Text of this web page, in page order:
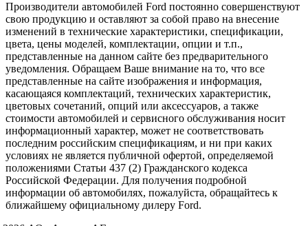
Производители автомобилей Ford постоянно совершенствуют
свою продукцию и оставляют за собой право на внесение
изменений в технические характеристики, спецификации,
цвета, цены моделей, комплектации, опции и т.п.,
представленные на данном сайте без предварительного
уведомления. Обращаем Ваше внимание на то, что все
представленные на сайте изображения и информация,
касающаяся комплектаций, технических характеристик,
цветовых сочетаний, опций или аксессуаров, а также
стоимости автомобилей и сервисного обслуживания носит
информационный характер, может не соответствовать
последним российским спецификациям, и ни при каких
условиях не является публичной офертой, определяемой
положениями Статьи 437 (2) Гражданского кодекса
Российской Федерации. Для получения подробной
информации об автомобилях, пожалуйста, обращайтесь к
ближайшему официальному дилеру Ford.